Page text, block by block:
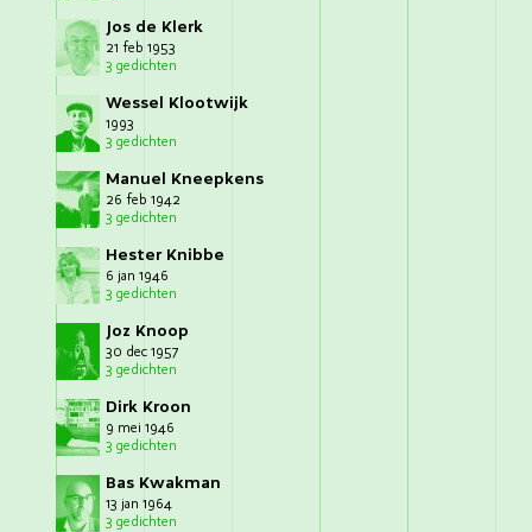
Jos de Klerk
21 feb 1953
3 gedichten
Wessel Klootwijk
1993
3 gedichten
Manuel Kneepkens
26 feb 1942
3 gedichten
Hester Knibbe
6 jan 1946
3 gedichten
Joz Knoop
30 dec 1957
3 gedichten
Dirk Kroon
9 mei 1946
3 gedichten
Bas Kwakman
13 jan 1964
3 gedichten